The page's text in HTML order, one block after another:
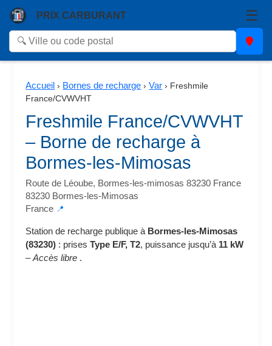
PRIX CARBURANT ☰
Accueil › Bornes de recharge ›Var › Freshmile
France/CVWVHT
Freshmile France/CVWVHT
– Borne de recharge à
Bormes-les-Mimosas
Route de Léoube, Bormes-les-mimosas 83230 France
83230 Bormes-les-Mimosas
France 📍
Station de recharge publique à Bormes-les-Mimosas
(83230) : prisesType E/F, T2, puissance jusqu’à 11 kW
–Accès libre .